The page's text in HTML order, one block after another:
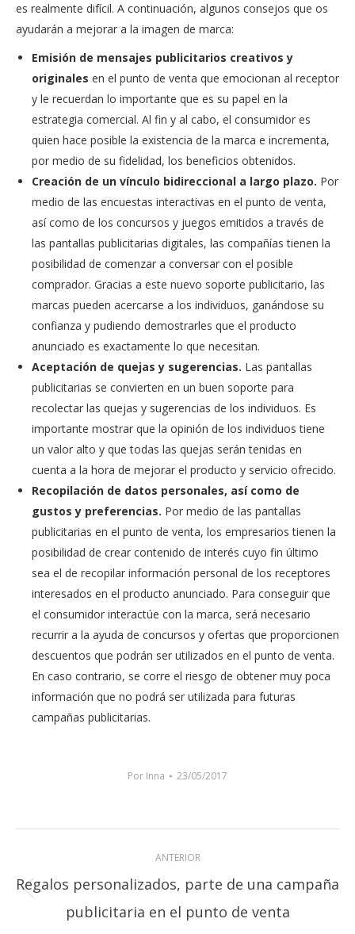
es realmente difícil. A continuación, algunos consejos que os
ayudarán a mejorar a la imagen de marca:
Emisión de mensajes publicitarios creativos y
originales en el punto de venta que emocionan al receptor
y le recuerdan lo importante que es su papel en la
estrategia comercial. Al fin y al cabo, el consumidor es
quien hace posible la existencia de la marca e incrementa,
por medio de su fidelidad, los beneficios obtenidos.
Creación de un vínculo bidireccional a largo plazo. Por
medio de las encuestas interactivas en el punto de venta,
así como de los concursos y juegos emitidos a través de
las pantallas publicitarias digitales, las compañías tienen la
posibilidad de comenzar a conversar con el posible
comprador. Gracias a este nuevo soporte publicitario, las
marcas pueden acercarse a los individuos, ganándose su
confianza y pudiendo demostrarles que el producto
anunciado es exactamente lo que necesitan.
Aceptación de quejas y sugerencias. Las pantallas
publicitarias se convierten en un buen soporte para
recolectar las quejas y sugerencias de los individuos. Es
importante mostrar que la opinión de los individuos tiene
un valor alto y que todas las quejas serán tenidas en
cuenta a la hora de mejorar el producto y servicio ofrecido.
Recopilación de datos personales, así como de
gustos y preferencias. Por medio de las pantallas
publicitarias en el punto de venta, los empresarios tienen la
posibilidad de crear contenido de interés cuyo fin último
sea el de recopilar información personal de los receptores
interesados en el producto anunciado. Para conseguir que
el consumidor interactúe con la marca, será necesario
recurrir a la ayuda de concursos y ofertas que proporcionen
descuentos que podrán ser utilizados en el punto de venta.
En caso contrario, se corre el riesgo de obtener muy poca
información que no podrá ser utilizada para futuras
campañas publicitarias.
Por Inna 23/05/2017
publicaciones
ANTERIOR
Publicación
anterior:
Regalos personalizados, parte de una campaña
publicitaria en el punto de venta